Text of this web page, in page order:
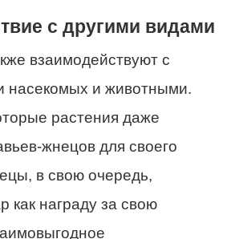
с другими видами
взаимодействуют с
насекомых и животными.
растения даже
жнецов для своего
в свою очередь,
как награду за свою